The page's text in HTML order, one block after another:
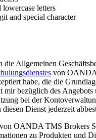
lowercase letters
and special character
die Allgemeinen
von
habe, die die
mir bezüglich des Angebots
bei der
Dienst jederzeit
OANDA TMS Brokers
zu Produkten und